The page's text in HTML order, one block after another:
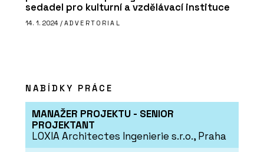
ČLÁNKY
Šest dekád na OBZORu: Od cibule k
originálním vypínačům
sedadel pro kulturní a vzdělávací instituce
14. 1. 2024 / ADVERTORIAL
NABÍDKY PRÁCE
MANAŽER PROJEKTU - SENIOR
PROJEKTANT
LOXIA Architectes Ingenierie s.r.o., Praha